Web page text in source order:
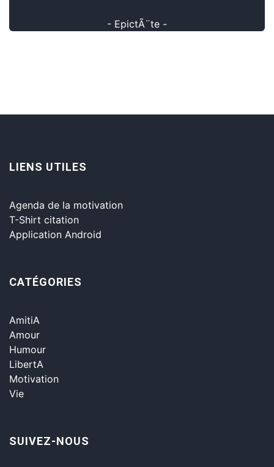
- EpictÃ¨te -
LIENS UTILES
Agenda de la motivation
T-Shirt citation
Application Android
CATÉGORIES
AmitiA
Amour
Humour
LibertA
Motivation
Vie
SUIVEZ-NOUS